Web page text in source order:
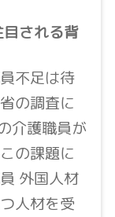
される背
不足は待
の調査に
介護職員が
の課題に
外国人材
人材を受